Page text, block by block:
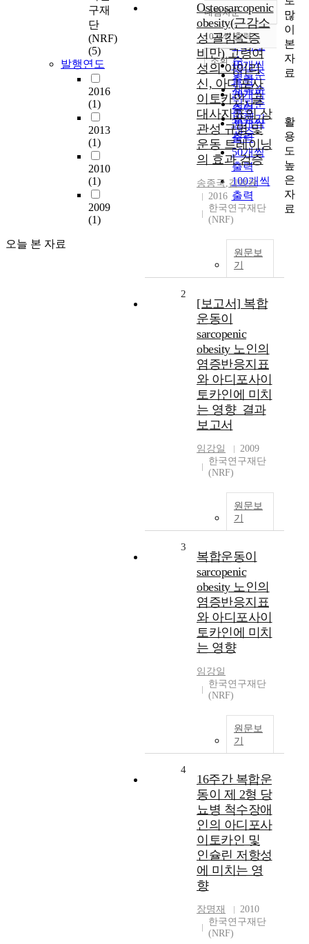
구재
단
(NRF)
(5)
발행연도
2016
(1)
2013
(1)
2010
(1)
2009
(1)
오늘 본 자료
정확도
순
인기도
순
연도순
제목순
저자순
발행기
관순
내림차순
내림차순
10개씩 출력
10개씩
출력
20개씩
출력
30개씩
출력
50개씩
출력
100개씩
출력
조회
Osteosarcopenic
obesity(근감소
성 골감소증
비만) 고령여
성의 아이리
신, 아디포사
이토카인, 골
대사지표의 상
관성 규명 및
운동 트레이닝
의 효과 검증
송종국,김덕윤
2016
한국연구재단
(NRF)
원문보
기
2
[보고서] 복합
운동이
sarcopenic
obesity 노인의
염증반응지표
와 아디포사이
토카인에 미치
는 영향_결과
보고서
임강일
2009
한국연구재단
(NRF)
원문보
기
3
복합운동이
sarcopenic
obesity 노인의
염증반응지표
와 아디포사이
토카인에 미치
는 영향
임강일
한국연구재단
(NRF)
원문보
기
4
16주간 복합운
동이 제 2형 당
뇨병 척수장애
인의 아디포사
이토카인 및
인슐린 저항성
에 미치는 영
향
장명재
2010
한국연구재단
(NRF)
많
이
본
자
료
활
용
도
높
은
자
료